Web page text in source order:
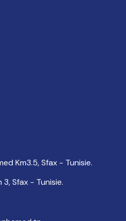
Km3.5, Sfax - Tunisie.
Sfax - Tunisie.